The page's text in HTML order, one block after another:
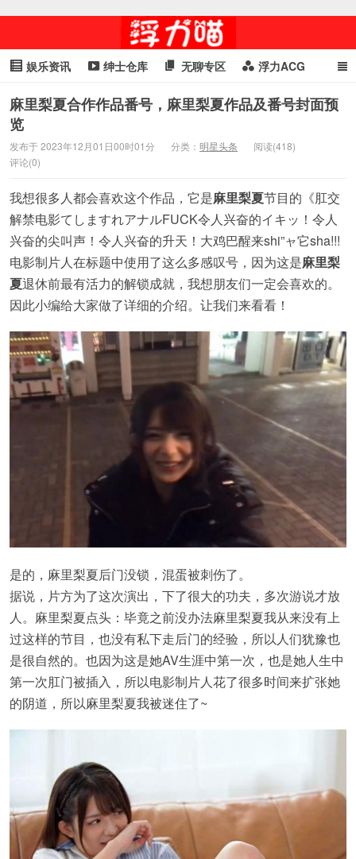
喵星闻
娱乐资讯 绅士仓库 无聊专区 浮力ACG
浮力GIF 明星头条 浮力资讯 头条女神 萌妹专区
cosplay
麻里梨夏合作作品番号，麻里梨夏作品及番号封面预
览
发布于 2023年12月01日00时01分 分类： 明星头条
阅读(418)
评论(0)
我想很多人都会喜欢这个作品，它是麻里梨夏节目的《肛交
解禁电影てしますれアナルFUCK令人兴奋的イキッ！令人
兴奋的尖叫声！令人兴奋的升天！大鸡巴醒来shi”ャ它sha!!!
电影制片人在标题中使用了这么多感叹号，因为这是麻里梨
夏退休前最有活力的解锁成就，我想朋友们一定会喜欢的。
因此小编给大家做了详细的介绍。让我们来看看！
是的，麻里梨夏后门没锁，混蛋被刺伤了。
据说，片方为了这次演出，下了很大的功夫，多次游说才放
人。麻里梨夏点头：毕竟之前没办法麻里梨夏我从来没有上
过这样的节目，也没有私下走后门的经验，所以人们犹豫也
是很自然的。也因为这是她AV生涯中第一次，也是她人生中
第一次肛门被插入，所以电影制片人花了很多时间来扩张她
的阴道，所以麻里梨夏我被迷住了~